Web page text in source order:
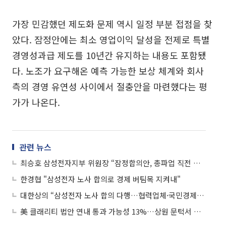
가장 민감했던 제도화 문제 역시 일정 부분 접점을 찾
았다. 잠정안에는 최소 영업이익 달성을 전제로 특별
경영성과급 제도를 10년간 유지하는 내용도 포함됐
다. 노조가 요구해온 예측 가능한 보상 체계와 회사
측의 경영 유연성 사이에서 절충안을 마련했다는 평
가가 나온다.
관련 뉴스
최승호 삼성전자지부 위원장 “잠정합의안, 총파업 직전 마지막 선택…조합원 평가 받겠다”
한경협 "삼성전자 노사 합의로 경제 버팀목 지켜내"
대한상의 “삼성전자 노사 합의 다행…협력업체·국민경제에 큰 의미”
美 클래리티 법안 연내 통과 가능성 13%…상원 문턱서 제동